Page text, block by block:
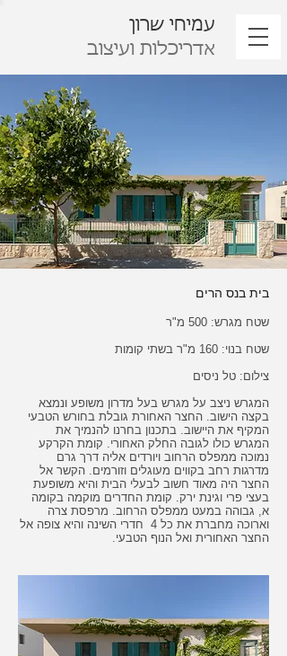
עמיחי שרון
אדריכלות ועיצוב
בית בנס הרים
שטח מגרש: 500 מ"ר
שטח בנוי: 160 מ"ר בשתי קומות
צילום: טל ניסים
המגרש ניצב על מגרש בעל מדרון משופע ונמצא
בקצה הישוב. החצר האחורת גובלת בחורש הטבעי
המקיף את היישוב. בתכנון בחרנו להנמיך את
המגרש כולו לגובה החלק האחורי. קומת הקרקע
נמוכה ממפלס הרחוב ויורדים אליה דרך גרם
מדרגות רחב בקווים מעוגלים וזורמים. הקשר אל
החצר היה מאוד חשוב לבעלי הבית והיא משופעת
בעצי פרי וגינת ירק. קומת החדרים מוקמה בקומה
א, גבוהה במעט ממפלס הרחוב. מרפסת צרה
וארוכה מחברת את כל 4 חדרי השינה והיא צופה אל
החצר האחורית ואל הנוף הטבעי.